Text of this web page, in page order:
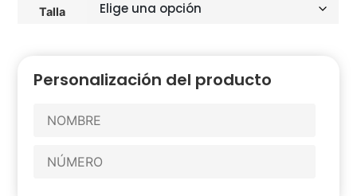
Talla
Personalización del producto